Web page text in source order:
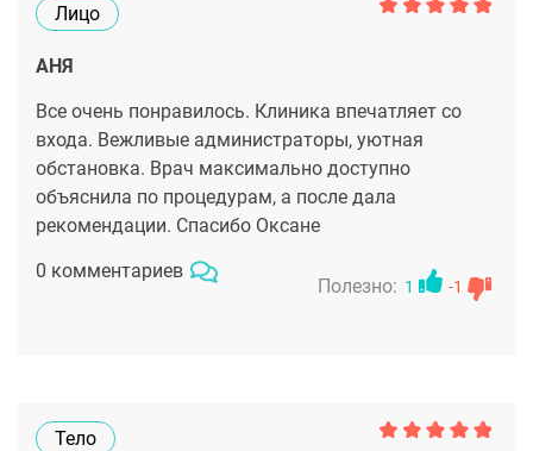
Лицо
АНЯ
Все очень понравилось. Клиника впечатляет со
входа. Вежливые администраторы, уютная
обстановка. Врач максимально доступно
объяснила по процедурам, а после дала
рекомендации. Спасибо Оксане
0 комментариев
Полезно: 1 -1
Тело